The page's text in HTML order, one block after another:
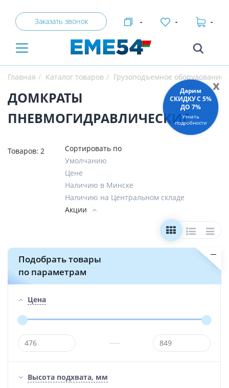
Заказать звонок - - -
Главная Каталог товаров Грузоподъемное оборудование
ДОМКРАТЫ
ПНЕВМОГИДРАВЛИЧЕСКИЕ
Товаров: 2
Сортировать по
Умолчанию
Цене
Наличию в Минске
Наличию на Центральном складе
Акции
Подобрать товары
по параметрам
Цена
Высота подхвата, мм
x
Дарим
СКИДКУ C 5%
ДО 7%
Узнать
подробности